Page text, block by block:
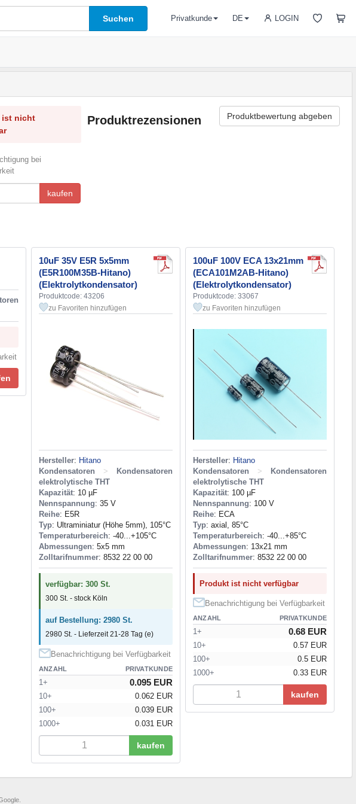
Suchen LOGIN
Privatkunde DE
ist nicht
bei
kaufen
Produktrezensionen Produktbewertung abgeben
10uF 35V E5R 5x5mm
(E5R100M35B-Hitano)
(Elektrolytkondensator)
Produktcode: 43206
zu Favoriten hinzufügen
Hersteller: Hitano
Kondensatoren
>
Kondensatoren
elektrolytische THT
Kapazität: 10 µF
Nennspannung: 35 V
Reihe: E5R
Typ: Ultraminiatur (Höhe 5mm), 105°C
Temperaturbereich: -40...+105°C
Abmessungen: 5x5 mm
Zolltarifnummer: 8532 22 00 00
verfügbar: 300 St.
300 St. - stock Köln
auf Bestellung: 2980 St.
2980 St. - Lieferzeit 21-28 Tag (e)
Benachrichtigung bei Verfügbarkeit
ANZAHL PRIVATKUNDE
1+ 0.095 EUR
10+
0.062 EUR
100+
0.039 EUR
1000+
0.031 EUR
kaufen
100uF 100V ECA 13x21mm
(ECA101M2AB-Hitano)
(Elektrolytkondensator)
Produktcode: 33067
zu Favoriten hinzufügen
Hersteller: Hitano
Kondensatoren
>
Kondensatoren
elektrolytische THT
Kapazität: 100 µF
Nennspannung: 100 V
Reihe: ECA
Typ: axial, 85°C
Temperaturbereich: -40...+85°C
Abmessungen: 13x21 mm
Zolltarifnummer: 8532 22 00 00
Produkt ist nicht verfügbar
Benachrichtigung bei Verfügbarkeit
ANZAHL PRIVATKUNDE
1+ 0.68 EUR
10+
0.57 EUR
100+
0.5 EUR
1000+
0.33 EUR
kaufen